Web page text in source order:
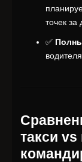
точек за
✅
такси